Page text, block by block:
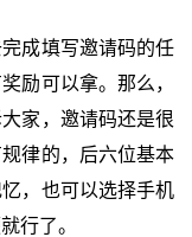
成填写邀请码的任
励可以拿。那么，
家，邀请码还是很
律的，后六位基本
，也可以选择手机
行了。